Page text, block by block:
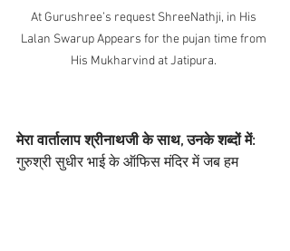
At Gurushree’s request ShreeNathji, in His
Lalan Swarup Appears for the pujan time from
His Mukharvind at Jatipura.
मेरा वार्तालाप श्रीनाथजी के साथ, उनके शब्दों में:
गुरुश्री सुधीर भाई के ऑफिस मंदिर में जब हम